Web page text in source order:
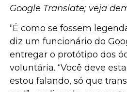
Google Translate; veja
“É como se fossem
diz um funcionário do
entregar o protótipo dos
voluntária. “Você deve
estou falando, só que